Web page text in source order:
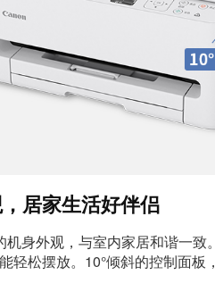
居家生活好伴侣
机身外观，与室内家居和谐一致
轻松摆放。10°倾斜的控制面板